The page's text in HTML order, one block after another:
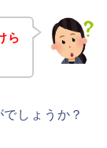
ら
しょうか？